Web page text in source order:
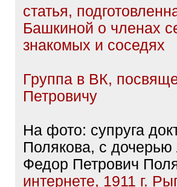
советник (1910).
советник (1915).
Похоронен с
Дом где жили
статья,
Башкиной о членах
знакомых и соседях